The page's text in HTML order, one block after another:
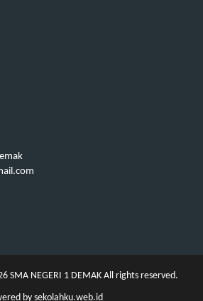
SMA NEGERI 1 DEMAK All rights reserved.
by sekolahku.web.id